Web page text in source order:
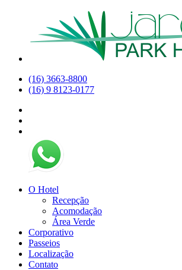
(16) 3663-8800
(16) 9 8123-0177
O Hotel
Recepção
Acomodação
Área Verde
Corporativo
Passeios
Localização
Contato